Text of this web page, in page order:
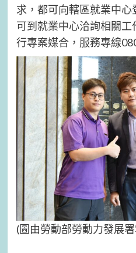
求，都可向轄區就業中
可到就業中心洽詢相關
行專案媒合，服務專線
(圖由勞動部勞動力發展